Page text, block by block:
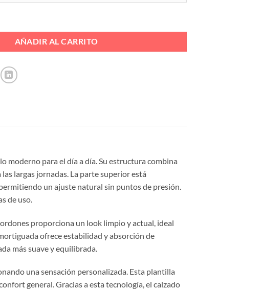
AÑADIR AL CARRITO
moderno para el día a día. Su estructura combina
largas jornadas. La parte superior está
un ajuste natural sin puntos de presión.
de uso.
proporciona un look limpio y actual, ideal
ofrece estabilidad y absorción de
más suave y equilibrada.
una sensación personalizada. Esta plantilla
general. Gracias a esta tecnología, el calzado